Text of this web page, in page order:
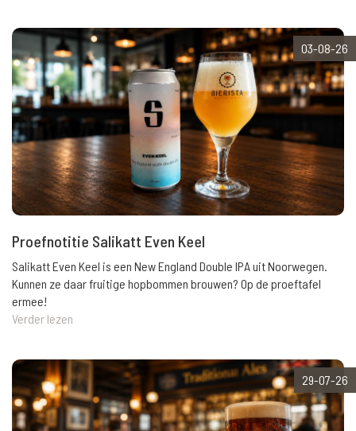
03-08-26
Proefnotitie Salikatt Even Keel
Salikatt Even Keel is een New England Double IPA uit Noorwegen.
Kunnen ze daar fruitige hopbommen brouwen? Op de proeftafel
ermee!
Verder lezen
29-07-26